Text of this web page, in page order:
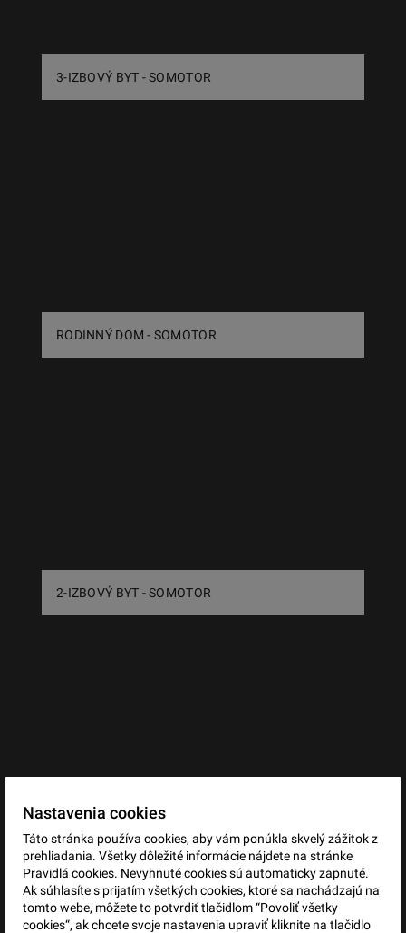
3-IZBOVÝ BYT - SOMOTOR
RODINNÝ DOM - SOMOTOR
2-IZBOVÝ BYT - SOMOTOR
RODINNÝ DOM - SOMOTOR
Nastavenia cookies
Táto stránka používa cookies, aby vám ponúkla skvelý zážitok z
prehliadania. Všetky dôležité informácie nájdete na stránke
Pravidlá cookies. Nevyhnuté cookies sú automaticky zapnuté.
Ak súhlasíte s prijatím všetkých cookies, ktoré sa nachádzajú na
tomto webe, môžete to potvrdiť tlačidlom “Povoliť všetky
cookies“, ak chcete svoje nastavenia upraviť kliknite na tlačidlo